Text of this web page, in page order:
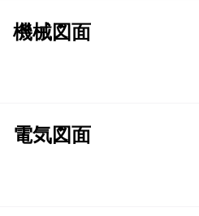
機械図面
電気図面